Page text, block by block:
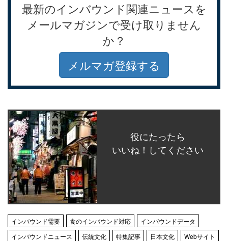
最新のインバウンド関連ニュースを
メールマガジンで受け取りません
か？
メルマガ登録する
役にたったら
いいね！してください
インバウンド需要 食のインバウンド対応
インバウンドデータ
インバウンドニュース
伝統文化 特集記事 日本文化 Webサイト